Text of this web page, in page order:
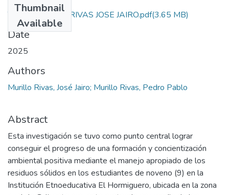
Thumbnail
Available
TESIS MURILLO RIVAS JOSE JAIRO.pdf(3.65 MB)
Date
2025
Authors
Murillo Rivas, José Jairo; Murillo Rivas, Pedro Pablo
Abstract
Esta investigación se tuvo como punto central lograr
conseguir el progreso de una formación y concientización
ambiental positiva mediante el manejo apropiado de los
residuos sólidos en los estudiantes de noveno (9) en la
Institución Etnoeducativa El Hormiguero, ubicada en la zona